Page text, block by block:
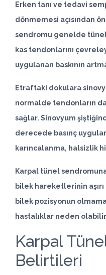
Erken tanı ve tedavi
dönmemesi açısından
sendromu genelde
kas tendonlarını
uygulanan baskının
Etraftaki dokulara
normalde tendonların
sağlar. Sinovyum
derecede basınç
karıncalanma, halsizlik
Karpal tünel
bilek hareketlerinin
bilek pozisyonun
hastalıklar neden
Karpal
Belirtileri